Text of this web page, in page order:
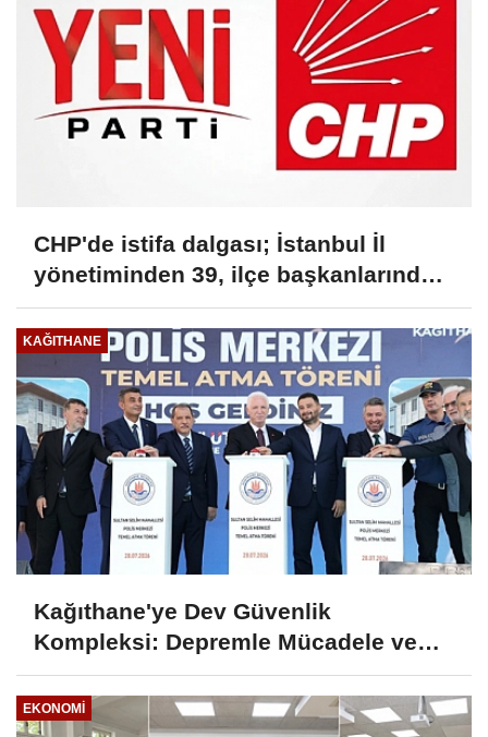
CHP'de istifa dalgası; İstanbul İl
yönetiminden 39, ilçe başkanlarından
36 kişi ayrıldı!
KAĞITHANE
Kağıthane'ye Dev Güvenlik
Kompleksi: Depremle Mücadele ve
Huzur İçin Tarihi Adım!
EKONOMI